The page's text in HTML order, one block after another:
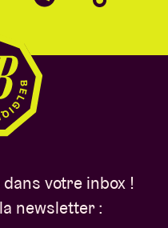
votre inbox !
newsletter :